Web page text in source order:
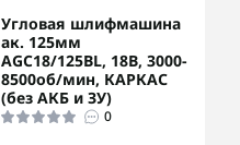
Угловая шлифмашина
ак. 125мм
AGC18/125BL, 18В, 3000-
8500об/мин, КАРКАС
(без АКБ и ЗУ)
0